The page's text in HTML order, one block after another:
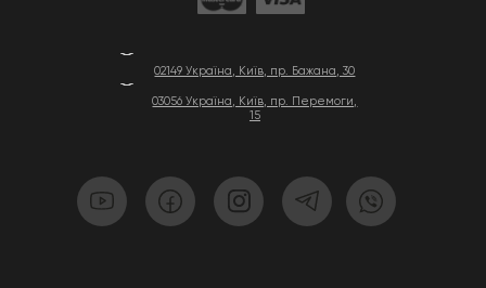
02149 Україна, Київ, пр. Бажана, 30
03056 Україна, Київ, пр. Перемоги,
15